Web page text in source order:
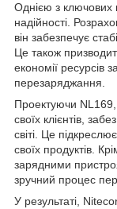
Однією з ключових
надійності.
він забезпечує
Це також
економії ресурсів
перезаряджання.
Проектуючи
своїх клієнтів,
світі. Це
своїх продуктів.
зарядними
зручний процес
У результаті,